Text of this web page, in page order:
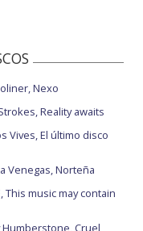
Nexo
Reality awaits
Vives, El último disco
Venegas, Norteña
This music may contain
Humberstone, Cruel